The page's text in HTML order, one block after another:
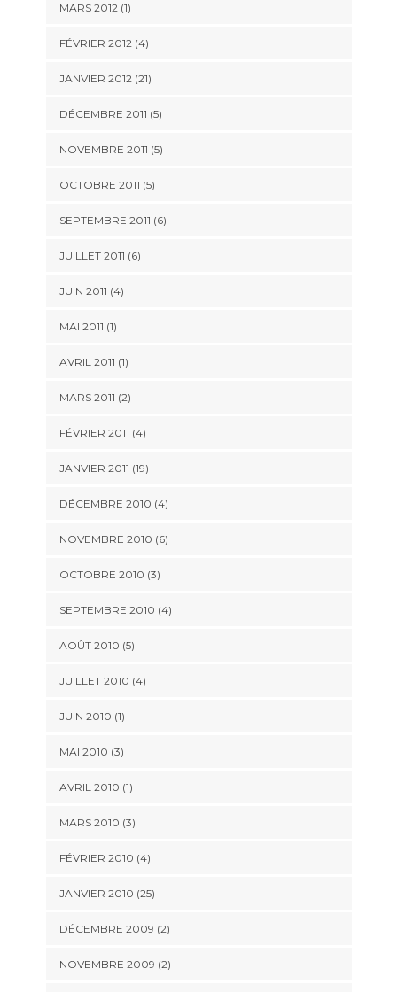
MARS 2012 (1)
FÉVRIER 2012 (4)
JANVIER 2012 (21)
DÉCEMBRE 2011 (5)
NOVEMBRE 2011 (5)
OCTOBRE 2011 (5)
SEPTEMBRE 2011 (6)
JUILLET 2011 (6)
JUIN 2011 (4)
MAI 2011 (1)
AVRIL 2011 (1)
MARS 2011 (2)
FÉVRIER 2011 (4)
JANVIER 2011 (19)
DÉCEMBRE 2010 (4)
NOVEMBRE 2010 (6)
OCTOBRE 2010 (3)
SEPTEMBRE 2010 (4)
AOÛT 2010 (5)
JUILLET 2010 (4)
JUIN 2010 (1)
MAI 2010 (3)
AVRIL 2010 (1)
MARS 2010 (3)
FÉVRIER 2010 (4)
JANVIER 2010 (25)
DÉCEMBRE 2009 (2)
NOVEMBRE 2009 (2)